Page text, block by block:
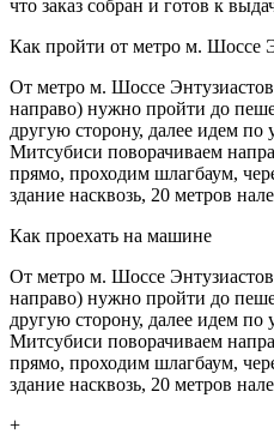
что заказ собран и готов к
Как пройти от метро м. Шоссе
От метро м. Шоссе
направо) нужно пройти до
другую сторону, далее идем по
Митсубиси поворачиваем
прямо, проходим шлагбаум,
здание насквозь, 20 метров
Как проехать на машине
От метро м. Шоссе
направо) нужно пройти до
другую сторону, далее идем по
Митсубиси поворачиваем
прямо, проходим шлагбаум,
здание насквозь, 20 метров
+